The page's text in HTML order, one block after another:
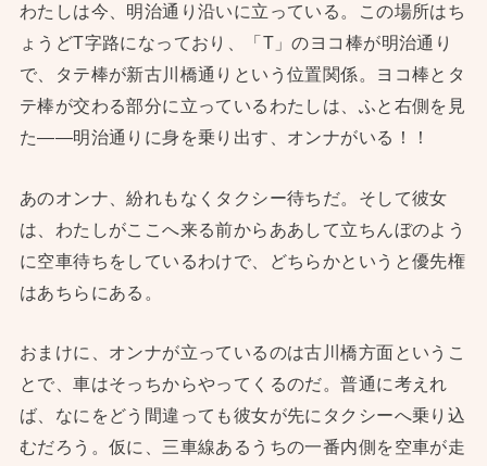
わたしは今、明治通り沿いに立っている。この場所はち
ょうどT字路になっており、「T」のヨコ棒が明治通り
で、タテ棒が新古川橋通りという位置関係。ヨコ棒とタ
テ棒が交わる部分に立っているわたしは、ふと右側を見
た——明治通りに身を乗り出す、オンナがいる！！
あのオンナ、紛れもなくタクシー待ちだ。そして彼女
は、わたしがここへ来る前からああして立ちんぼのよう
に空車待ちをしているわけで、どちらかというと優先権
はあちらにある。
おまけに、オンナが立っているのは古川橋方面というこ
とで、車はそっちからやってくるのだ。普通に考えれ
ば、なにをどう間違っても彼女が先にタクシーへ乗り込
むだろう。仮に、三車線あるうちの一番内側を空車が走